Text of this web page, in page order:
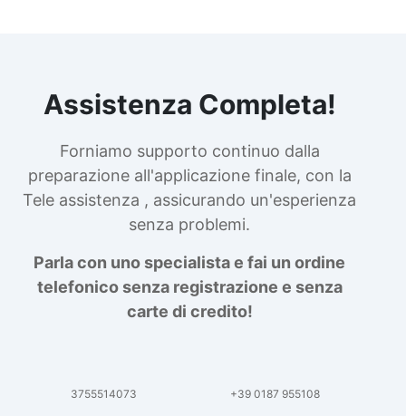
Assistenza Completa!
Forniamo supporto continuo dalla
preparazione all'applicazione finale, con la
Tele assistenza , assicurando un'esperienza
senza problemi.
Parla con uno specialista e fai un ordine
telefonico senza registrazione e senza
carte di credito!
3755514073 +39 0187 955108